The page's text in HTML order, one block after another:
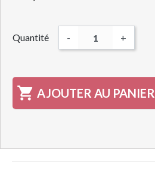
Quantité - +
 AJOUTER AU PANIER